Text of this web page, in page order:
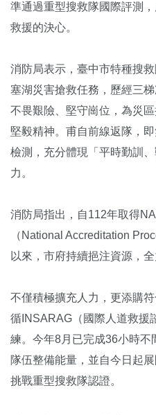
準通過重型搜救隊國際評測
救援的決心。
消防局表示，臺中市特種搜
塞湖災害搶救任務，歷經三
不畏艱險、堅守崗位，為災
堅毅精神。甫自前線返隊，
檢測，充分體現「平時勤訓
力。
消防局指出，自112年取得
（National Accreditation
以來，市府持續挹注資源，
不僅積極擴充人力，更添購
循INSARAG（國際人道救援
練。今年8月已完成36小時不
隊伍整備能量，並自今日起
挑戰重型搜救隊認證。